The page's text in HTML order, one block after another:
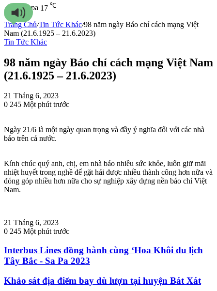
Sapa 17 ℃
Trang Chủ/Tin Tức Khác/98 năm ngày Báo chí cách mạng Việt
Nam (21.6.1925 – 21.6.2023)
Tin Tức Khác
98 năm ngày Báo chí cách mạng Việt Nam
(21.6.1925 – 21.6.2023)
21 Tháng 6, 2023
0 245 Một phút trước
Ngày 21/6 là một ngày quan trọng và đầy ý nghĩa đối với các nhà
báo trên cả nước.
Kính chúc quý anh, chị, em nhà báo nhiều sức khỏe, luôn giữ mãi
nhiệt huyết trong nghề để gặt hái được nhiều thành công hơn nữa và
đóng góp nhiều hơn nữa cho sự nghiệp xây dựng nền báo chí Việt
Nam.
21 Tháng 6, 2023
0 245 Một phút trước
Interbus Lines đồng hành cùng ‘Hoa Khôi du lịch
Tây Bắc - Sa Pa 2023
Khảo sát địa điểm bay dù lượn tại huyện Bát Xát